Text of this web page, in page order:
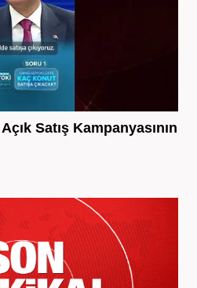
Satış Kampanyasının